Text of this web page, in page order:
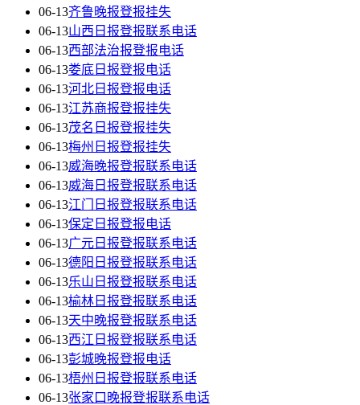
06-13齐鲁晚报登报挂失
06-13山西日报登报联系电话
06-13西部法治报登报电话
06-13娄底日报登报电话
06-13河北日报登报电话
06-13江苏商报登报挂失
06-13茂名日报登报挂失
06-13梅州日报登报挂失
06-13威海晚报登报联系电话
06-13威海日报登报联系电话
06-13江门日报登报联系电话
06-13保定日报登报电话
06-13广元日报登报联系电话
06-13德阳日报登报联系电话
06-13乐山日报登报联系电话
06-13榆林日报登报联系电话
06-13天中晚报登报联系电话
06-13西江日报登报联系电话
06-13彭城晚报登报电话
06-13梧州日报登报联系电话
06-13张家口晚报登报联系电话